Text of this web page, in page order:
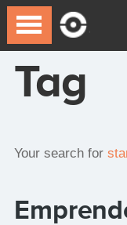
Tag
Your search for